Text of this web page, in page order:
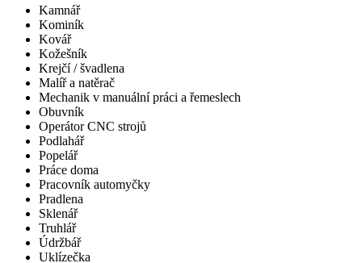
Kamnář
Kominík
Kovář
Kožešník
Krejčí / švadlena
Malíř a natěrač
Mechanik v manuální práci a řemeslech
Obuvník
Operátor CNC strojů
Podlahář
Popelář
Práce doma
Pracovník automyčky
Pradlena
Sklenář
Truhlář
Údržbář
Uklízečka